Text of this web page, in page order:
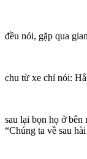
đều nói, gặp qua
chu từ xe chỉ nói:
sau lại bọn họ ở
“Chúng ta về sau